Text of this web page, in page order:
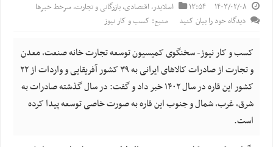
۱۴۰۳/۰۲/۰۸ ۱۳:۵۴ اسلایدر,اقتصادی,بازرگانی و تجارت,سرخط خبرها
دیدگاه خود را بیان کنید
منبع: کسب و کار نیوز
کسب و کار نیوز- سخنگوی کمیسیون توسعه تجارت خانه صنعت، معدن
و تجارت از صادرات کالاهای ایرانی به ۳۹ کشور آفریقایی و واردات از ۲۲
کشور این قاره در سال ۱۴۰۲ خبر داد و گفت: در سال گذشته صادرات به
شرق، غرب، شمال و جنوب این قاره به صورت خاصی توسعه پیدا کرده
است.